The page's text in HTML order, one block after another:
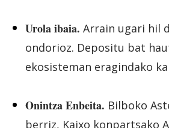
Urola ibaia. Arrain ugari hil
ondorioz. Depositu bat
ekosisteman eragindako
Onintza Enbeita. Bilboko
berriz, Kaixo konpartsako